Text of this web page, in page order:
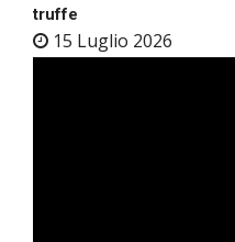
truffe
15 Luglio 2026